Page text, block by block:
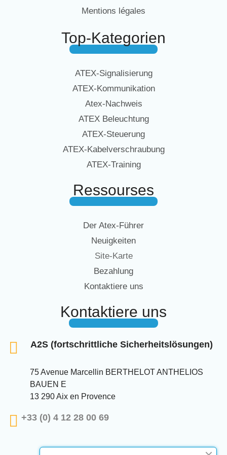
Mentions légales
Top-Kategorien
ATEX-Signalisierung
ATEX-Kommunikation
Atex-Nachweis
ATEX Beleuchtung
ATEX-Steuerung
ATEX-Kabelverschraubung
ATEX-Training
Ressourses
Der Atex-Führer
Neuigkeiten
Site-Karte
Bezahlung
Kontaktiere uns
Kontaktiere uns
A2S (fortschrittliche Sicherheitslösungen)
75 Avenue Marcellin BERTHELOT ANTHELIOS
BAUEN E
13 290 Aix en Provence
+33 (0) 4 12 28 00 69